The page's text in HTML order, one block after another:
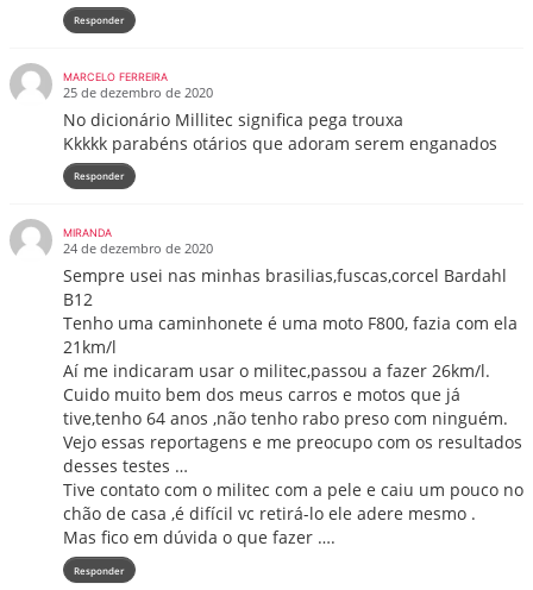
Responder
MARCELO FERREIRA
25 de dezembro de 2020
No dicionário Millitec significa pega trouxa
Kkkkk parabéns otários que adoram serem enganados
Responder
MIRANDA
24 de dezembro de 2020
Sempre usei nas minhas brasilias,fuscas,corcel Bardahl
B12
Tenho uma caminhonete é uma moto F800, fazia com ela
21km/l
Aí me indicaram usar o militec,passou a fazer 26km/l.
Cuido muito bem dos meus carros e motos que já
tive,tenho 64 anos ,não tenho rabo preso com ninguém.
Vejo essas reportagens e me preocupo com os resultados
desses testes …
Tive contato com o militec com a pele e caiu um pouco no
chão de casa ,é difícil vc retirá-lo ele adere mesmo .
Mas fico em dúvida o que fazer ….
Responder